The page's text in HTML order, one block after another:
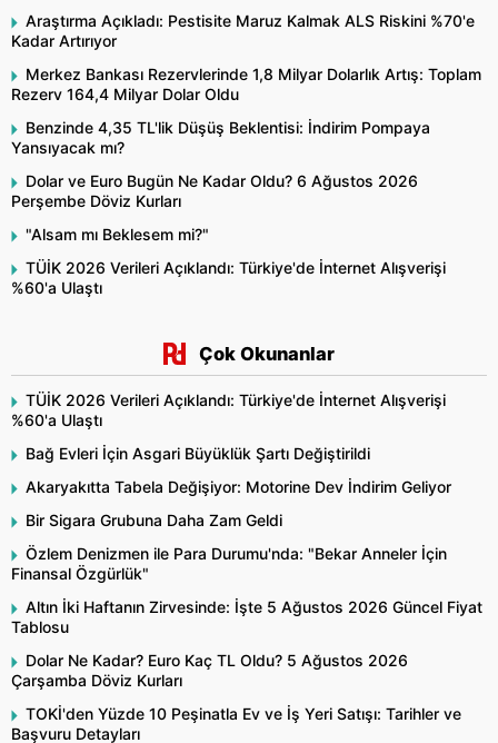
Araştırma Açıkladı: Pestisite Maruz Kalmak ALS Riskini %70'e
Kadar Artırıyor
Merkez Bankası Rezervlerinde 1,8 Milyar Dolarlık Artış: Toplam
Rezerv 164,4 Milyar Dolar Oldu
Benzinde 4,35 TL'lik Düşüş Beklentisi: İndirim Pompaya
Yansıyacak mı?
Dolar ve Euro Bugün Ne Kadar Oldu? 6 Ağustos 2026
Perşembe Döviz Kurları
"Alsam mı Beklesem mi?"
TÜİK 2026 Verileri Açıklandı: Türkiye'de İnternet Alışverişi
%60'a Ulaştı
Çok Okunanlar
TÜİK 2026 Verileri Açıklandı: Türkiye'de İnternet Alışverişi
%60'a Ulaştı
Bağ Evleri İçin Asgari Büyüklük Şartı Değiştirildi
Akaryakıtta Tabela Değişiyor: Motorine Dev İndirim Geliyor
Bir Sigara Grubuna Daha Zam Geldi
Özlem Denizmen ile Para Durumu'nda: "Bekar Anneler İçin
Finansal Özgürlük"
Altın İki Haftanın Zirvesinde: İşte 5 Ağustos 2026 Güncel Fiyat
Tablosu
Dolar Ne Kadar? Euro Kaç TL Oldu? 5 Ağustos 2026
Çarşamba Döviz Kurları
TOKİ'den Yüzde 10 Peşinatla Ev ve İş Yeri Satışı: Tarihler ve
Başvuru Detayları